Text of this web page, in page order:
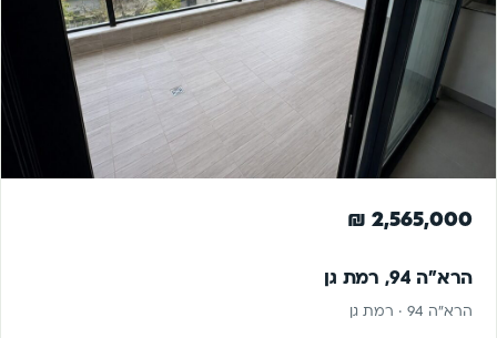
2,565,000 ₪
הרא"ה 94, רמת גן
הרא"ה 94 · רמת גן